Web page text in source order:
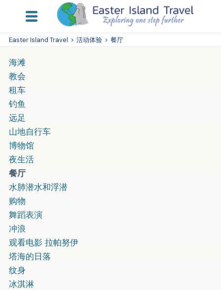
Easter Island Travel > 活动体验 > 餐厅
海滩
教会
租车
钓鱼
远足
山地自行车
博物馆
夜生活
餐厅
水肺潜水和浮潜
购物
舞蹈表演
冲浪
观看电影 拉帕努伊
塔海的日落
纹身
冰淇淋